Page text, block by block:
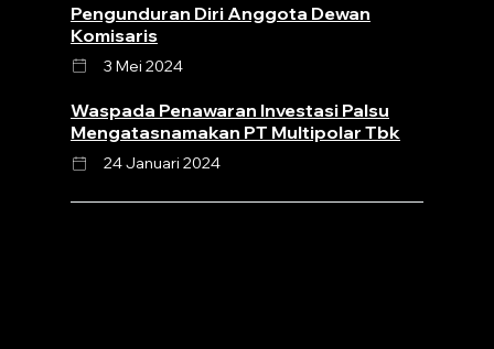
Pengunduran Diri Anggota Dewan
Komisaris
3 Mei 2024
Waspada Penawaran Investasi Palsu
Mengatasnamakan PT Multipolar Tbk
24 Januari 2024